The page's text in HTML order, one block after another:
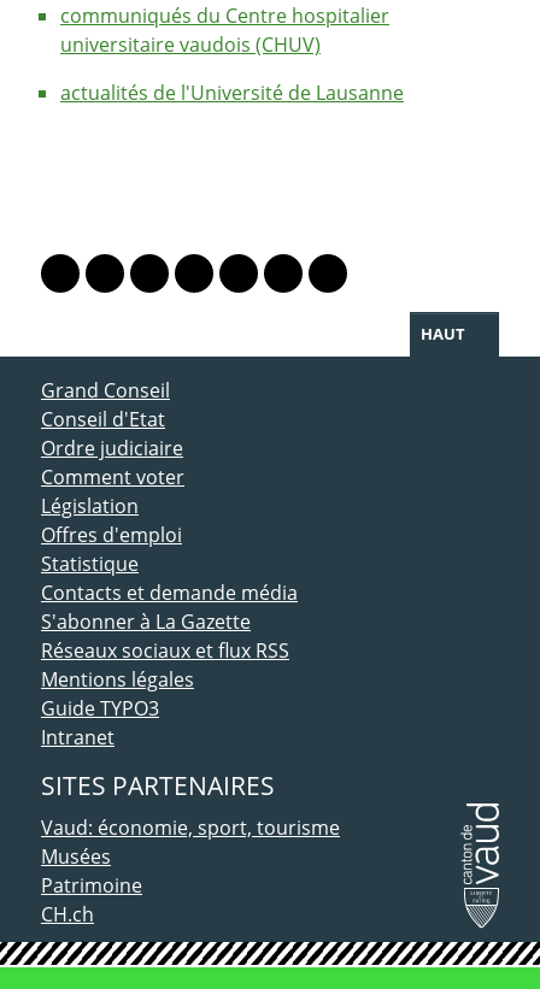
communiqués du Centre hospitalier
universitaire vaudois (CHUV)
actualités de l'Université de Lausanne
Lien vers le profil Mastodon
Lien vers le profil Bluesky
Lien vers le profil Instagram
Lien vers le profil Linkedin
Lien vers le profil Facebook
Lien vers le profil Twitter
Partager par WhatsApp
HAUT
ACCÈS DIRECT
Grand Conseil
Conseil d'Etat
Ordre judiciaire
Comment voter
Législation
Offres d'emploi
Statistique
Contacts et demande média
S'abonner à La Gazette
Réseaux sociaux et flux RSS
Mentions légales
Guide TYPO3
Intranet
SITES PARTENAIRES
Vaud: économie, sport, tourisme
Musées
Patrimoine
CH.ch